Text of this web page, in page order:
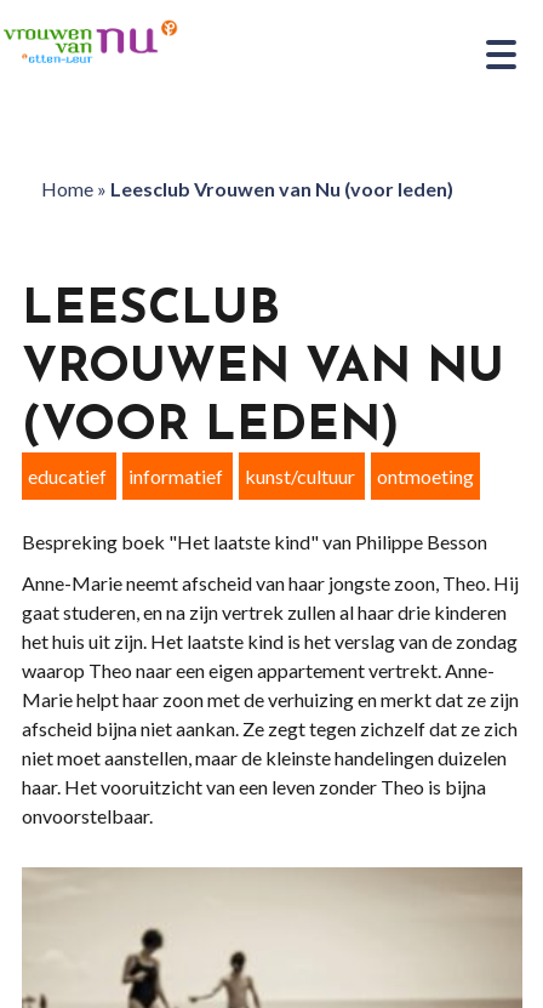
Home» Leesclub Vrouwen van Nu (voor leden)
LEESCLUB
VROUWEN VAN NU
(VOOR LEDEN)
educatief informatief kunst/cultuur ontmoeting
Bespreking boek "Het laatste kind" van Philippe Besson
Anne-Marie neemt afscheid van haar jongste zoon, Theo. Hij
gaat studeren, en na zijn vertrek zullen al haar drie kinderen
het huis uit zijn. Het laatste kind is het verslag van de zondag
waarop Theo naar een eigen appartement vertrekt. Anne-
Marie helpt haar zoon met de verhuizing en merkt dat ze zijn
afscheid bijna niet aankan. Ze zegt tegen zichzelf dat ze zich
niet moet aanstellen, maar de kleinste handelingen duizelen
haar. Het vooruitzicht van een leven zonder Theo is bijna
onvoorstelbaar.